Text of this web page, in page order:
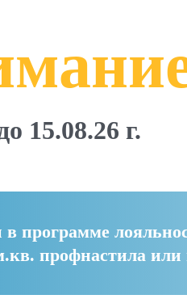
15.08.26 г.
программе
профнастила или